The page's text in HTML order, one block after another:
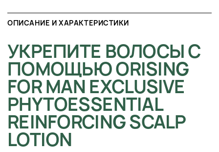
ОПИСАНИЕ И ХАРАКТЕРИСТИКИ
УКРЕПИТЕ ВОЛОСЫ С
ПОМОЩЬЮ ORISING
FOR MAN EXCLUSIVE
PHYTOESSENTIAL
REINFORCING SCALP
LOTION